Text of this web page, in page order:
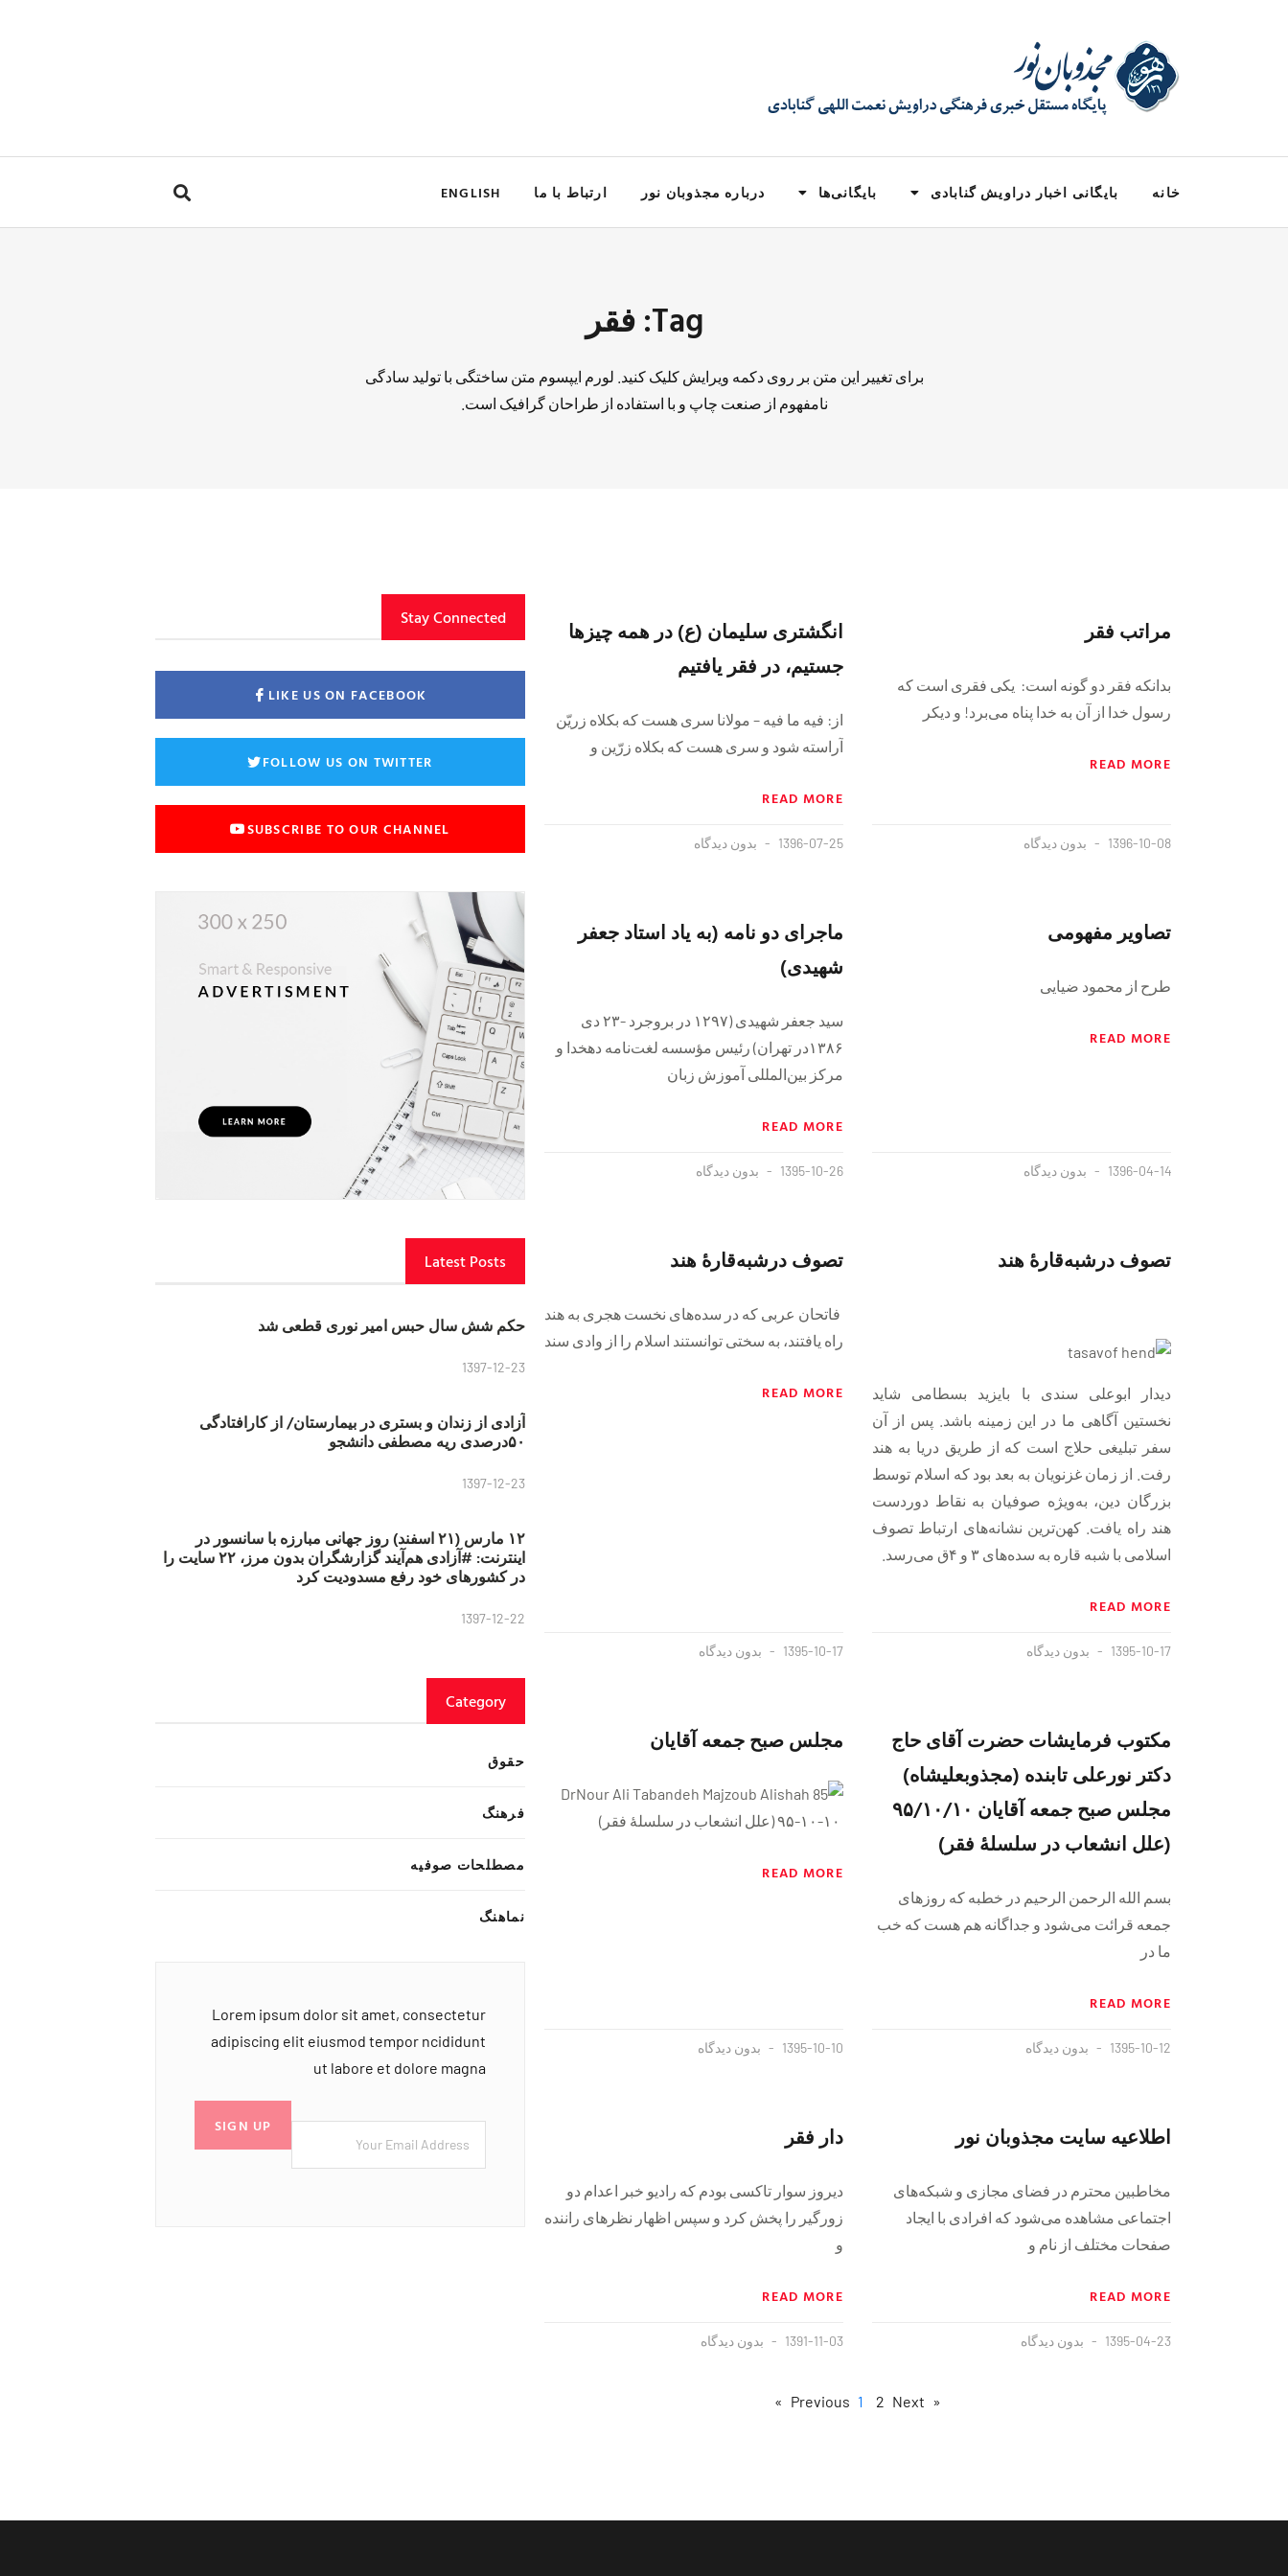
خانه بایگانی اخبار دراویش گنابادی بایگانی‌ها درباره مجذوبان نور ارتباط با ما ENGLISH
Tag: فقر
برای تغییر این متن بر روی دکمه ویرایش کلیک کنید. لورم ایپسوم متن ساختگی با تولید سادگی
نامفهوم از صنعت چاپ و با استفاده از طراحان گرافیک است.
مراتب فقر
بدانکه‌ فقر دو گونه است: یکی فقری است که
رسول خدا از آن به‌ خدا پناه می‌برد! و دیکر
READ MORE
1396-10-08 بدون دیدگاه
انگشتری سلیمان (ع) در همه چیزها
جستیم، در فقر یافتیم
از: فیه ما فیه – مولانا سری هست که بکلاه زریّن
آراسته شود و سری هست که بکلاه زرّین و
READ MORE
1396-07-25 بدون دیدگاه
تصاویر مفهومی
طرح از محمود ضیایی
READ MORE
1396-04-14 بدون دیدگاه
ماجرای دو نامه (به یاد استاد جعفر
شهیدی)
سید جعفر شهیدی (۱۲۹۷ در بروجرد -۲۳ دی
۱۳۸۶در تهران) رئیس مؤسسه لغت‌نامه دهخدا و
مرکز بین‌المللی آموزش زبان
READ MORE
1395-10-26 بدون دیدگاه
تصوف درشبه‌قارۀ هند
دیدار ابوعلی سندی با بایزید بسطامی شاید
نخستین آگاهی ما در این زمینه باشد. پس از آن
سفر تبلیغی حلاج است که از طریق دریا به هند
رفت. از زمان غزنویان به بعد بود که اسلام توسط
بزرگان دین، به‌ویژه صوفیان به نقاط دوردست
هند راه یافت. کهن‌‌ترین نشانه‌های ارتباط تصوف
اسلامی با شبه قاره به سده‌های ۳ و ۴ق می‌رسد.
READ MORE
1395-10-17 بدون دیدگاه
تصوف درشبه‌قارۀ هند
فاتحان عربی که در سده‌های نخست هجری به هند
راه یافتند، به سختی توانستند اسلام را از وادی سند
READ MORE
1395-10-17 بدون دیدگاه
مکتوب فرمایشات حضرت آقای حاج
دکتر نورعلی تابنده (مجذوبعلیشاه)
مجلس صبح جمعه آقایان ۹۵/۱۰/۱۰
(علل انشعاب در سلسلهٔ فقر)
بسم الله الرحمن الرحیم در خطبه که روزهای
جمعه قرائت می‌شود و جداگانه هم هست که خب
ما در
READ MORE
1395-10-12 بدون دیدگاه
مجلس صبح جمعه آقایان
READ MORE
1395-10-10 بدون دیدگاه
اطلاعیه سایت مجذوبان نور
مخاطبین محترم در فضای مجازی و شبکه‌های
اجتماعی مشاهده می‌شود که افرادی با ایجاد
صفحات مختلف از نام و
READ MORE
1395-04-23 بدون دیدگاه
دار فقر
ديروز سوار تاكسى بودم كه راديو خبر اعدام دو
زورگير را پخش كرد و سپس اظهار نظرهاى راننده
و
READ MORE
1391-11-03 بدون دیدگاه
« Previous
1 2 Next »
Stay Connected
LIKE US ON FACEBOOK
FOLLOW US ON TWITTER
SUBSCRIBE TO OUR CHANNEL
Latest Posts
حکم شش سال حبس امیر نوری قطعی شد
1397-12-23
آزادی از زندان و بستری در بیمارستان/ از کارافتادگی
۵۰درصدی ریه مصطفی دانشجو
1397-12-23
۱۲ مارس (۲۱ اسفند) روز جهانی مبارزه با سانسور در
اینترنت: #آزادی هم‌آیند گزارشگران‌ بدون مرز، ۲۲ سایت را
در کشورهای خود رفع مسدودیت کرد
1397-12-22
Category
حقوق
فرهنگ
مصطلحات صوفیه
نماهنگ
Lorem ipsum dolor sit amet, consectetur
adipiscing elit eiusmod tempor ncididunt
ut labore et dolore magna
SIGN UP